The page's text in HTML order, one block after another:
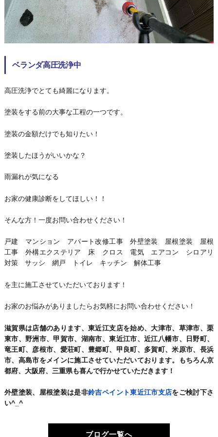
ベランダ高圧洗浄中
高圧洗浄でとても綺麗になります。
塗装をする前の大事な工程の一つです。
塗装の金額だけでも知りたい！
塗装したほうがいいかな？
雨漏れが気になる
お家の健康診断をしてほしい！！
そんな方！一度お問い合わせください！
戸建 マンション アパート改修工事 外壁塗装 屋根塗装 屋根
工事 外構エクステリア 床 クロス 電気 エアコン シロアリ
対策 サッシ 網戸 トイレ キッチン 解体工事
を主に施工させていただいております！
お家のお悩みがありましたらお気軽にお問い合わせください！
滋賀県は店舗のあります、東近江支店を始め、大津市、草津市、栗
東市、野洲市、甲賀市、湖南市、東近江市、近江八幡市、日野町、
竜王町、彦根市、愛荘町、豊郷町、甲良町、多賀町、米原市、長浜
市、高島市をメインに施工させていただいております。もちろん京
都府、大阪府、三重県も喜んで行かせていただきます！
外壁塗装、屋根塗装は是非鈴吉ペイント東近江市支店をご検討下さ
い^_^
ブログ一覧へ